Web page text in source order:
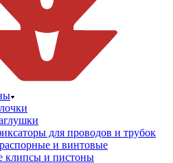
для проводов и трубок
и винтовые
клипсы и пистоны